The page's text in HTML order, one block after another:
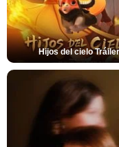
Hijos del cielo Tráiler